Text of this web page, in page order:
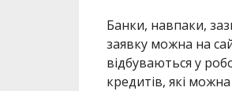
Банки, навпаки,
заявку можна на
відбуваються у
кредитів, які